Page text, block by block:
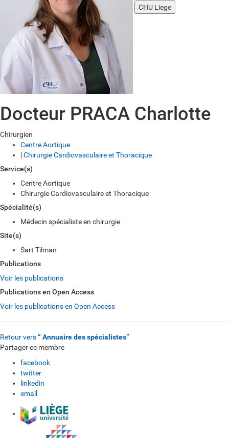
CHU Liege
Docteur PRACA Charlotte
Chirurgien
Centre Aortique
|Chirurgie Cardiovasculaire et Thoracique
Service(s)
Centre Aortique
Chirurgie Cardiovasculaire et Thoracique
Spécialité(s)
Médecin spécialiste en chirurgie
Site(s)
Sart Tilman
Publications
Voir les publications
Publications en Open Access
Voir les publications en Open Access
Retour vers“ Annuaire des spécialistes”
Partager ce membre
facebook
twitter
linkedin
email